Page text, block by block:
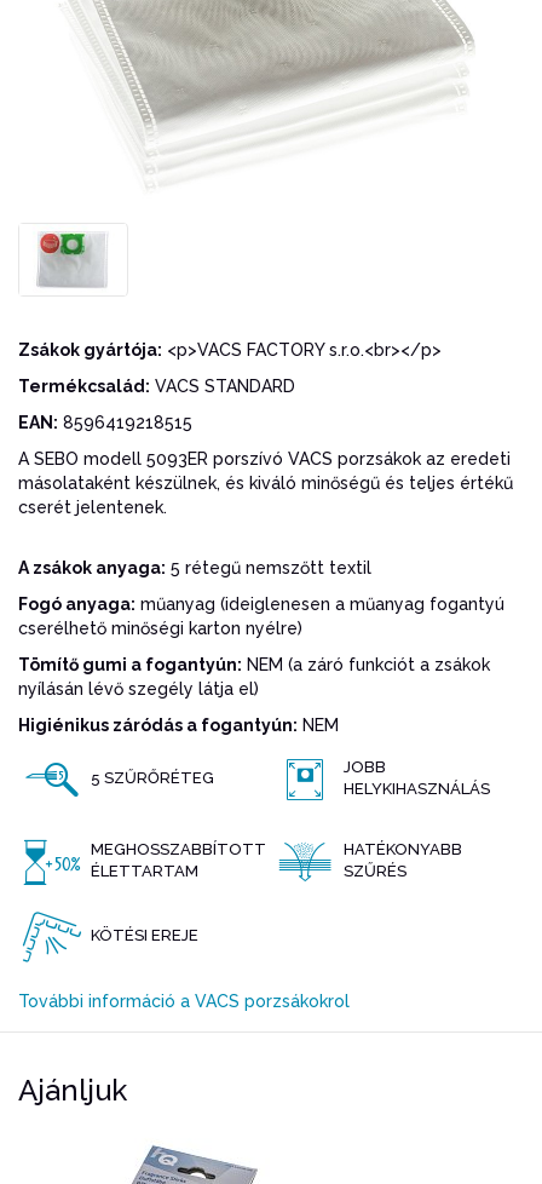
Zsákok gyártója: <p>VACS FACTORY s.r.o.<br></p>
Termékcsalád: VACS STANDARD
EAN: 8596419218515
A SEBO modell 5093ER porszívó VACS porzsákok az eredeti
másolataként készülnek, és kiváló minőségű és teljes értékű
cserét jelentenek.
A zsákok anyaga: 5 rétegű nemszőtt textil
Fogó anyaga: műanyag (ideiglenesen a műanyag fogantyú
cserélhető minőségi karton nyélre)
Tömítő gumi a fogantyún: NEM (a záró funkciót a zsákok
nyílásán lévő szegély látja el)
Higiénikus záródás a fogantyún: NEM
5 SZŰRŐRÉTEG
JOBB
HELYKIHASZNÁLÁS
MEGHOSSZABBÍTOTT
ÉLETTARTAM
HATÉKONYABB
SZŰRÉS
KÖTÉSI EREJE
További információ a VACS porzsákokrol
Ajánljuk